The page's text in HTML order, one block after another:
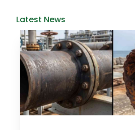
Latest News